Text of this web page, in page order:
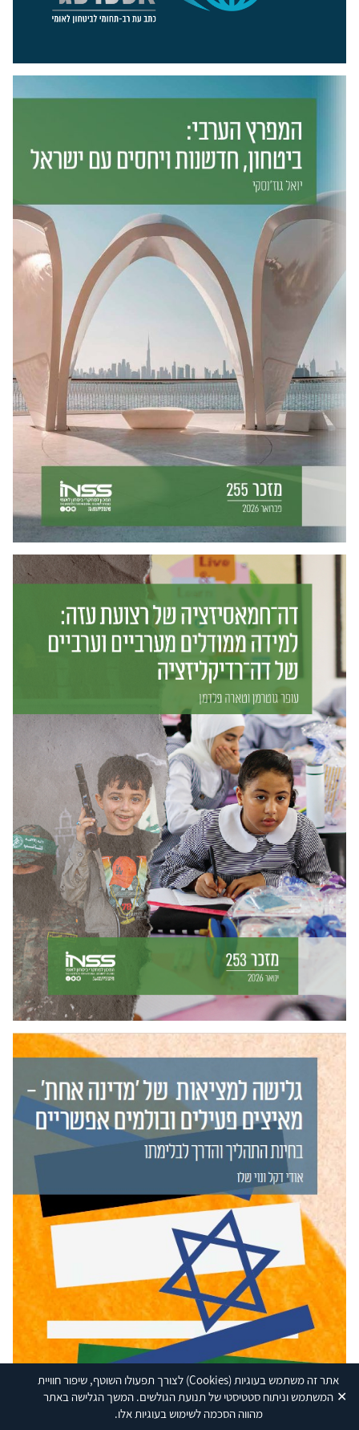
אתר זה משתמש בעוגיות(Cookies) לצורך תפעולו השוטף, שיפור חוויית
המשתמש וניתוח סטטיסטי של תנועת הגולשים. המשך הגלישה באתר
מהווה הסכמה לשימוש בעוגיות אלו.
✕